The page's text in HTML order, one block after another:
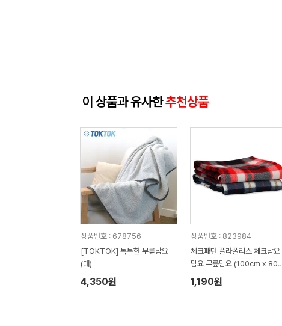
이 상품과 유사한추천상품
상품번호 : 678756
[TOKTOK] 톡톡한 무릎담요
(대)
4,350원
상품번호 : 823984
체크패턴 폴라폴리스 체크담요
담요 무릎담요 (100cm x 80c
m) // 인쇄제작가능
1,190원